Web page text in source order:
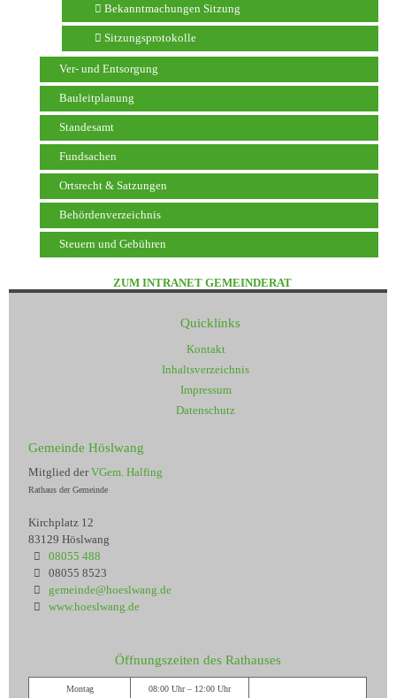
Bekanntmachungen Sitzung
Sitzungsprotokolle
Ver- und Entsorgung
Bauleitplanung
Standesamt
Fundsachen
Ortsrecht & Satzungen
Behördenverzeichnis
Steuern und Gebühren
ZUM INTRANET GEMEINDERAT
Quicklinks
Kontakt
Inhaltsverzeichnis
Impressum
Datenschutz
Gemeinde Höslwang
Mitglied derVGem. Halfing
Rathaus der Gemeinde
Kirchplatz 12
83129 Höslwang
08055 488
08055 8523
gemeinde@hoeslwang.de
www.hoeslwang.de
Öffnungszeiten des Rathauses
Montag 08:00 Uhr – 12:00 Uhr